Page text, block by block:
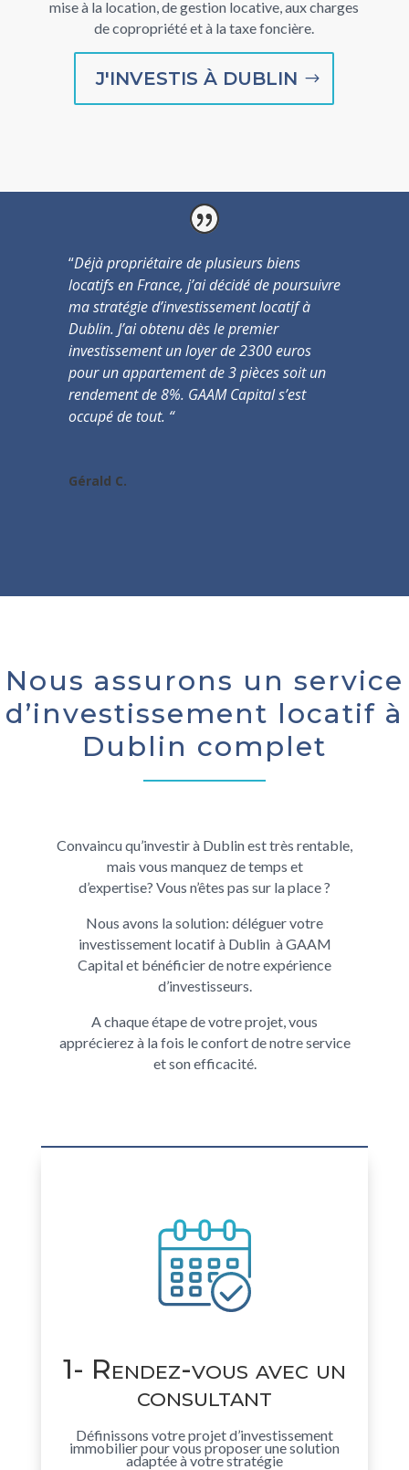
mise à la location, de gestion locative, aux charges
de copropriété et à la taxe foncière.
J'INVESTIS À DUBLIN
“Déjà propriétaire de plusieurs biens
locatifs en France, j’ai décidé de poursuivre
ma stratégie d’investissement locatif à
Dublin. J’ai obtenu dès le premier
investissement un loyer de 2300 euros
pour un appartement de 3 pièces soit un
rendement de 8%. GAAM Capital s’est
occupé de tout. “
Gérald C.
Nous assurons un service
d’investissement locatif à
Dublin complet
Convaincu qu’investir à Dublinest très rentable,
mais vous manquez de temps et
d’expertise? Vous n’êtes pas sur la place ?
Nous avons la solution: déléguer votre
investissement locatif à Dublin àGAAM
Capital et bénéficier de notreexpérience
d’investisseurs.
A chaque étape de votre projet, vous
apprécierez à la fois le confort denotre service
et son efficacité.
1- Rendez-vous avec un
consultant
Définissons votre projet d’investissement
immobilier pour vous proposer une solution
adaptée à votre stratégie